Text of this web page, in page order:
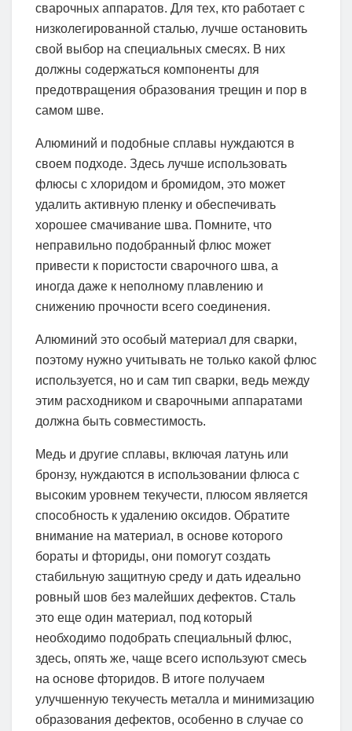
сварочных аппаратов. Для тех, кто работает с
низколегированной сталью, лучше остановить
свой выбор на специальных смесях. В них
должны содержаться компоненты для
предотвращения образования трещин и пор в
самом шве.
Алюминий и подобные сплавы нуждаются в
своем подходе. Здесь лучше использовать
флюсы с хлоридом и бромидом, это может
удалить активную пленку и обеспечивать
хорошее смачивание шва. Помните, что
неправильно подобранный флюс может
привести к пористости сварочного шва, а
иногда даже к неполному плавлению и
снижению прочности всего соединения.
Алюминий это особый материал для сварки,
поэтому нужно учитывать не только какой флюс
используется, но и сам тип сварки, ведь между
этим расходником и сварочными аппаратами
должна быть совместимость.
Медь и другие сплавы, включая латунь или
бронзу, нуждаются в использовании флюса с
высоким уровнем текучести, плюсом является
способность к удалению оксидов. Обратите
внимание на материал, в основе которого
бораты и фториды, они помогут создать
стабильную защитную среду и дать идеально
ровный шов без малейших дефектов. Сталь
это еще один материал, под который
необходимо подобрать специальный флюс,
здесь, опять же, чаще всего используют смесь
на основе фторидов. В итоге получаем
улучшенную текучесть металла и минимизацию
образования дефектов, особенно в случае со